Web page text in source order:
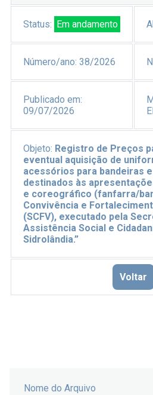
Status: Em andamento
Número/ano: 38/2026
Publicado em:
09/07/2026
Objeto: Registro de Preços
eventual aquisição de
acessórios para bandeiras
destinados às
e coreográfico (fanfarra/
Convivência e
(SCFV), executado pela
Assistência Social e
Sidrolândia.”
Voltar
Nome do Arquivo